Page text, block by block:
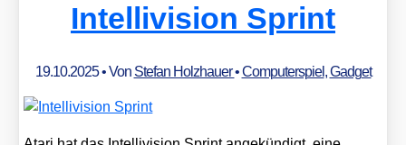
Intellivision Sprint
19.10.2025• Von Stefan Holzhauer•Computerspiel,Gadget